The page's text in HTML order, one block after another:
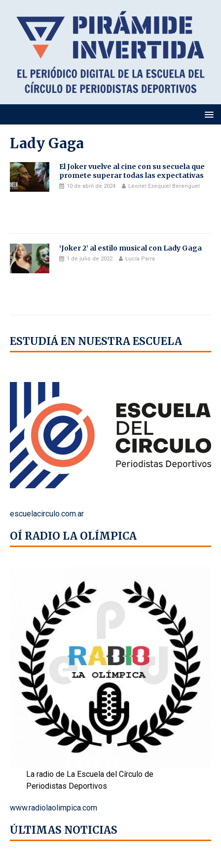
Lady Gaga
El Joker vuelve al cine con su secuela que
promete superar todas las expectativas
10 de abril de 2024 Leonel Ezequiel Berenguel
‘Joker 2’ al estilo musical con Lady Gaga
1 de julio de 2022 Lucía Parra
ESTUDIÁ EN NUESTRA ESCUELA
escuelacirculo.com.ar
OÍ RADIO LA OLÍMPICA
La radio de La Escuela del Círculo de
Periodistas Deportivos
www.radiolaolimpica.com
ÚLTIMAS NOTICIAS